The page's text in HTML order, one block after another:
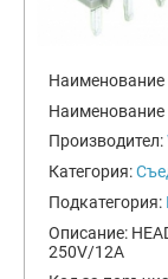
Наименование
Наименование
Производител:
Категория:
Подкатегория:
Описание:
250V/12A